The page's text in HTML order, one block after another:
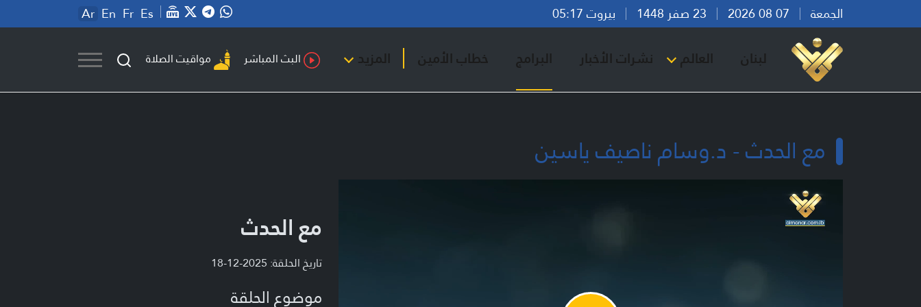
الجمعة بيروت 05:17 Ar En Fr Es
لبنان العالم نشرات الأخبار البرامج خطاب الأمين المزيد البث المباشر مواقيت الصلاة
مع الحدث - د.وسام ناصيف ياسين
مع الحدث
تاريخ الحلقة: 2025-12-18
موضوع الحلقة